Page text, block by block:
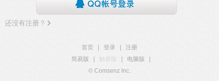
还没有注册？
首页 登录
注册
简易版
触屏版 电脑版
© Comsenz Inc.